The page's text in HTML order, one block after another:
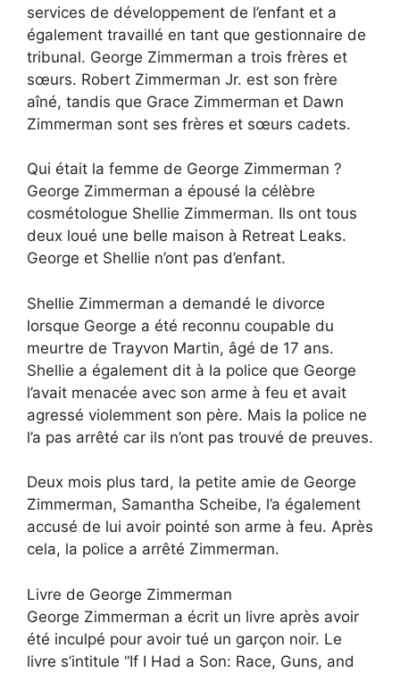
services de développement de l’enfant et a
également travaillé en tant que gestionnaire de
tribunal. George Zimmerman a trois frères et
sœurs. Robert Zimmerman Jr. est son frère
aîné, tandis que Grace Zimmerman et Dawn
Zimmerman sont ses frères et sœurs cadets.
Qui était la femme de George Zimmerman ?
George Zimmerman a épousé la célèbre
cosmétologue Shellie Zimmerman. Ils ont tous
deux loué une belle maison à Retreat Leaks.
George et Shellie n’ont pas d’enfant.
Shellie Zimmerman a demandé le divorce
lorsque George a été reconnu coupable du
meurtre de Trayvon Martin, âgé de 17 ans.
Shellie a également dit à la police que George
l’avait menacée avec son arme à feu et avait
agressé violemment son père. Mais la police ne
l’a pas arrêté car ils n’ont pas trouvé de preuves.
Deux mois plus tard, la petite amie de George
Zimmerman, Samantha Scheibe, l’a également
accusé de lui avoir pointé son arme à feu. Après
cela, la police a arrêté Zimmerman.
Livre de George Zimmerman
George Zimmerman a écrit un livre après avoir
été inculpé pour avoir tué un garçon noir. Le
livre s’intitule “If I Had a Son: Race, Guns, and